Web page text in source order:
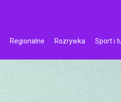
Regionalne Rozrywka Sport i